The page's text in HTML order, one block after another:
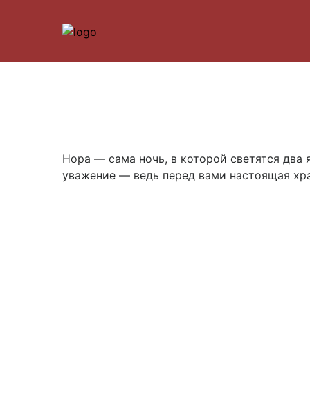
Нора — сама ночь, в которой светятся два
уважение — ведь перед вами настоящая